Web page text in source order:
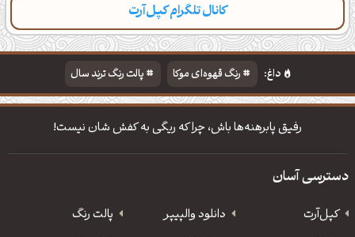
کانال تلگرام کپل‌آرت
داغ: رنگ قهوه‌ای موکا
پالت رنگ ترند سال
دانلود والپیپر مذهبی
تایپوگرافی شعر مولانا
رفیق پابرهنه‌ها باش، چرا که ریگی به کفش شان نیست!
دسترسی آسان
کپل‌آرت دانلود‌ والپیپر
پالت رنگ